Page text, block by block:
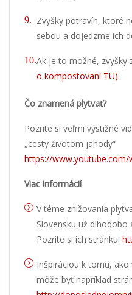
Zvyšky potravín, ktoré
sebou a dojedzme ich
Ak je to možné, zvyšky
o kompostovaní TU).
Čo znamená plytvať?
Pozrite si veľmi výstižné
„cesty životom jahody“
https://www.youtube.com/
Viac informácií
V téme znižovania
Slovensku už dlhodobo
Pozrite si ich stránku:
Inšpiráciou k tomu,
môže byť napríklad